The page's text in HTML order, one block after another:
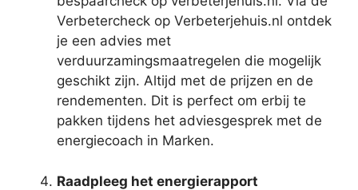
Verbetercheck op Verbeterjehuis.nl ontdek
je een advies met
verduurzamingsmaatregelen die mogelijk
geschikt zijn. Altijd met de prijzen en de
rendementen. Dit is perfect om erbij te
pakken tijdens het adviesgesprek met de
energiecoach in Marken.
Raadpleeg het energierapport